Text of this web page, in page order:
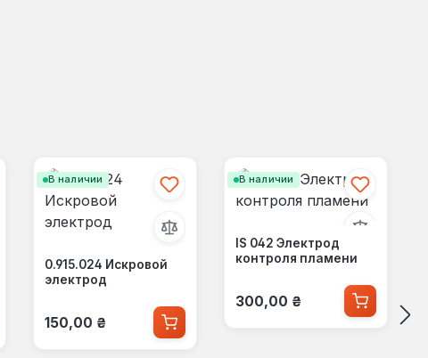
В наличии
0.915.024 Искровой
электрод
Обычная цена:
150,00 ₴
В наличии
IS 042 Электрод
контроля пламени
Обычная цена:
300,00 ₴